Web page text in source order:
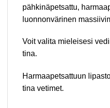
pähkinäpetsattu,
luonnonvärinen
Voit valita mieleisesi
tina.
Harmaapetsattuun
tina vetimet.